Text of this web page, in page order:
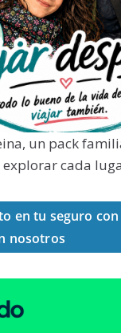
un pack
cada
en tu seguro
nosotros